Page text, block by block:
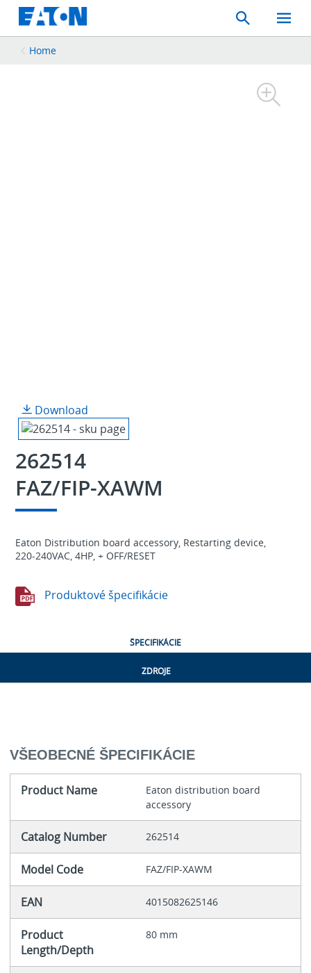
Search
Toggle
Mobile
Home
Download
262514
FAZ/FIP-XAWM
Eaton Distribution board accessory, Restarting device,
220-240VAC, 4HP, + OFF/RESET
Produktové špecifikácie
ŠPECIFIKÁCIE
ZDROJE
VŠEOBECNÉ ŠPECIFIKÁCIE
Product Name
Eaton distribution board
accessory
Catalog Number 262514
Model Code FAZ/FIP-XAWM
EAN 4015082625146
Product
Length/Depth
80 mm